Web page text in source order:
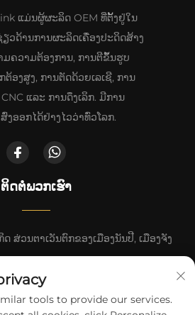
ແມ່ນຜູ້ຜະລິດ OEM ທີ່ຕັ້ງຢູ່ໃນ
ຽວດ້ານການຜະລິດເຄື່ອງປະດິດສ້າງ
ມຄວາມຕ້ອງການ, ການຕີຂຶ້ນຮູບ
ອງສູງ, ການຕັດດ້ວຍເລເຊີ, ການ
ແລະ ການດຶງເລິກ. ມີການ
ງອອກໄດ້ຢ່າງໄວວ່າທົ່ວໂລກ.
ຕິດຕໍ່ພວກເຮົາ
ສ່ວນຕາເວັນຕົກຂອງເມືອງນັນປີ, ເມືອງຈັງ
+86-18617745678
tools to provide our services.